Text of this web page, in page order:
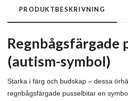
PRODUKTBESKRIVNING
Regnbågsfärgade
(autism-symbol)
Starka i färg och budskap – dessa
regnbågsfärgade pusselbitar en